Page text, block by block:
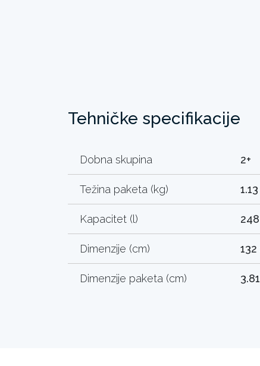
Tehničke specifikacije
Dobna skupina 2+
Težina paketa (kg) 1.13
Kapacitet (l) 248
Dimenzije (cm) 132
Dimenzije paketa (cm)